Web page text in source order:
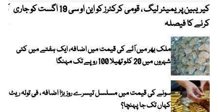
کیریبین پریمیئر لیگ ، قومی کرکٹرز کو این او سی 19 اگست کو جاری
کرنے کا فیصلہ
ملک بھر میں آٹے کی قیمت میں اضافہ، ایک ہفتے میں کئی
شہروں میں 20 کلو تھیلا 100 روپے تک مہنگا
سونے کی قیمت میں مسلسل تیسرے روز بڑا اضافہ ، فی تولہ ریٹ
کہاں تک جا پہنچا؟